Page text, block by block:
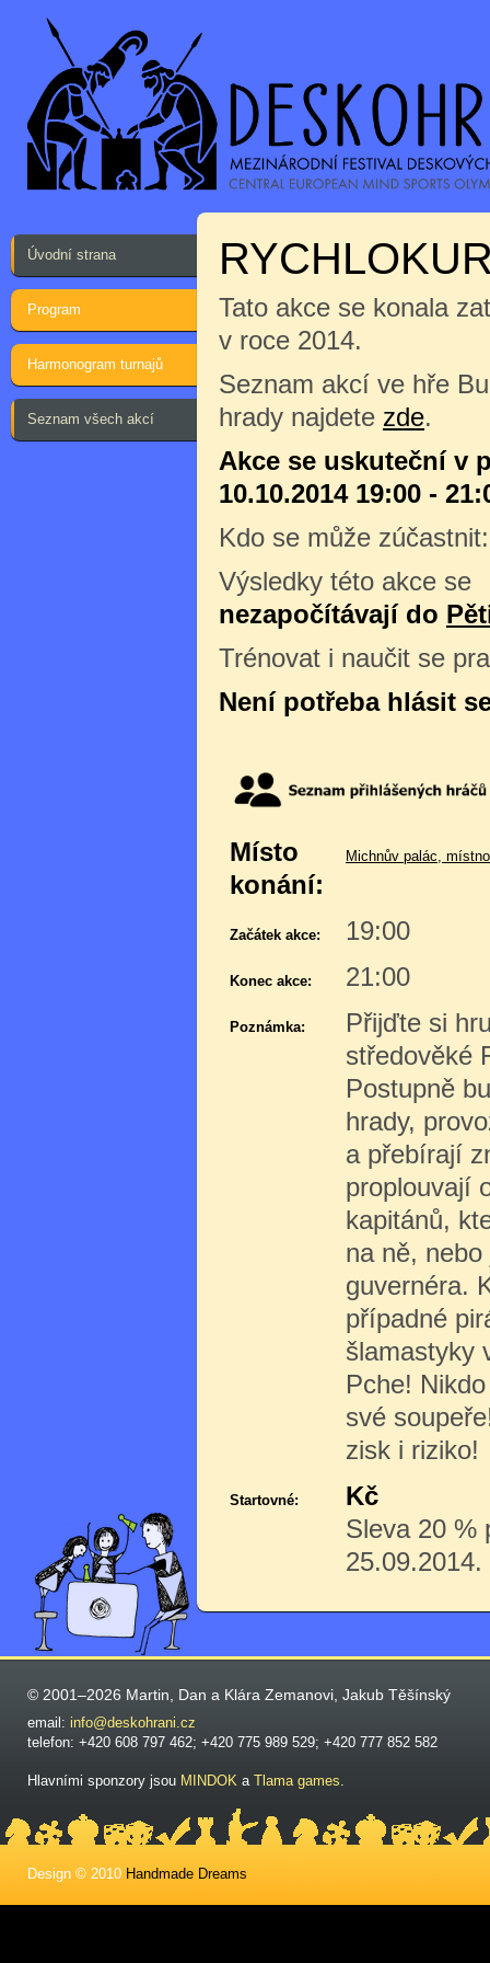
Úvodní strana
Program
Harmonogram turnajů
Seznam všech akcí
Tato akce se konala
v roce 2014.
Seznam akcí ve hře
hrady najdete zde.
Akce se uskuteční v
10.10.2014 19:00 -
Kdo se může
Výsledky této akce se
nezapočítávají do
Trénovat i naučit se
Není potřeba hlásit
Místo
konání:
Michnův palác,
Začátek akce: 19:00
Konec akce: 21:00
Poznámka:
Přijďte si
středověké
Postupně
hrady,
a přebírají
proplouvají
kapitánů,
na ně,
guvernéra.
případné
šlamastyky
Pche!
své
zisk i riziko!
Startovné:
Kč
Sleva 20 %
25.09.2014.
© 2001–2026 Martin, Dan a Klára Zemanovi, Jakub Těšínský
email: info@deskohrani.cz
telefon: +420 608 797 462; +420 775 989 529; +420 777 852 582
Hlavními sponzory jsou MINDOK a Tlama games.
Design © 2010 Handmade Dreams